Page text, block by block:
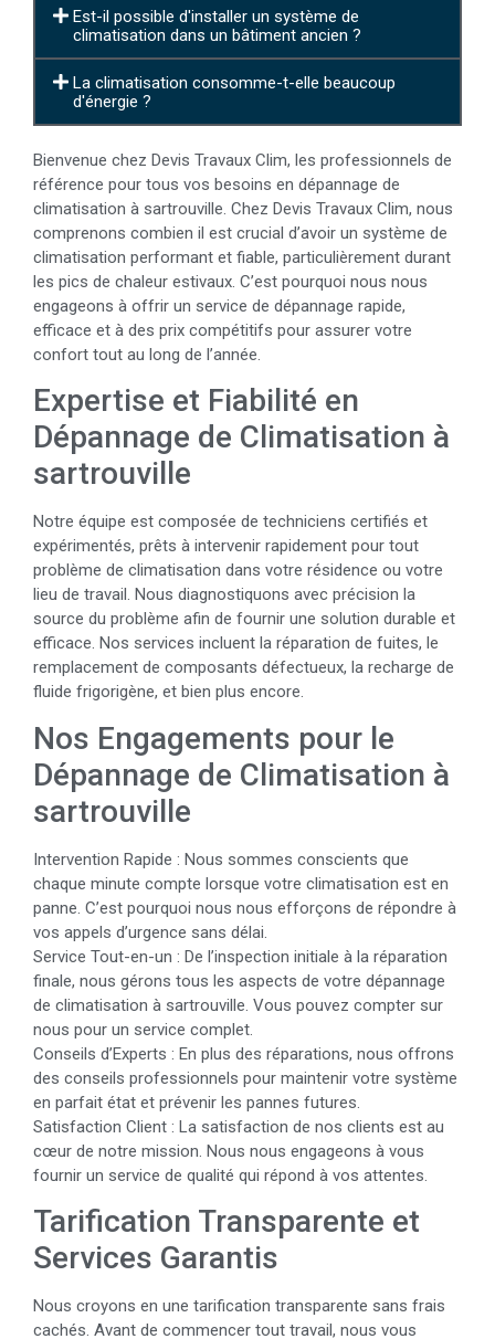
Est-il possible d'installer un système de
climatisation dans un bâtiment ancien ?
La climatisation consomme-t-elle beaucoup
d'énergie ?
Bienvenue chez Devis Travaux Clim, les professionnels de
référence pour tous vos besoins en dépannage de
climatisation à sartrouville. Chez Devis Travaux Clim, nous
comprenons combien il est crucial d’avoir un système de
climatisation performant et fiable, particulièrement durant
les pics de chaleur estivaux. C’est pourquoi nous nous
engageons à offrir un service de dépannage rapide,
efficace et à des prix compétitifs pour assurer votre
confort tout au long de l’année.
Expertise et Fiabilité en
Dépannage de Climatisation à
sartrouville
Notre équipe est composée de techniciens certifiés et
expérimentés, prêts à intervenir rapidement pour tout
problème de climatisation dans votre résidence ou votre
lieu de travail. Nous diagnostiquons avec précision la
source du problème afin de fournir une solution durable et
efficace. Nos services incluent la réparation de fuites, le
remplacement de composants défectueux, la recharge de
fluide frigorigène, et bien plus encore.
Nos Engagements pour le
Dépannage de Climatisation à
sartrouville
Intervention Rapide : Nous sommes conscients que
chaque minute compte lorsque votre climatisation est en
panne. C’est pourquoi nous nous efforçons de répondre à
vos appels d’urgence sans délai.
Service Tout-en-un : De l’inspection initiale à la réparation
finale, nous gérons tous les aspects de votre dépannage
de climatisation à sartrouville. Vous pouvez compter sur
nous pour un service complet.
Conseils d’Experts : En plus des réparations, nous offrons
des conseils professionnels pour maintenir votre système
en parfait état et prévenir les pannes futures.
Satisfaction Client : La satisfaction de nos clients est au
cœur de notre mission. Nous nous engageons à vous
fournir un service de qualité qui répond à vos attentes.
Tarification Transparente et
Services Garantis
Nous croyons en une tarification transparente sans frais
cachés. Avant de commencer tout travail, nous vous